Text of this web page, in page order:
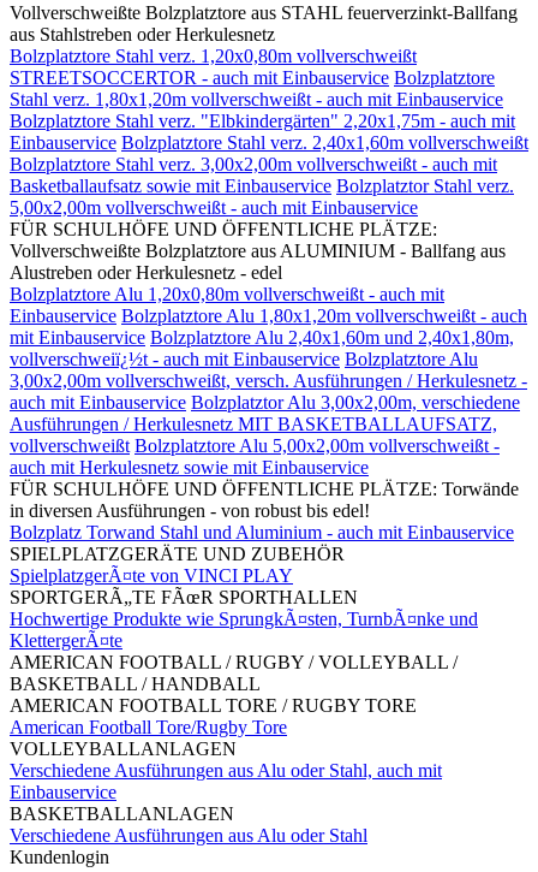
Vollverschweißte Bolzplatztore aus STAHL feuerverzinkt-Ballfang
aus Stahlstreben oder Herkulesnetz
Bolzplatztore Stahl verz. 1,20x0,80m vollverschweißt
STREETSOCCERTOR - auch mit Einbauservice Bolzplatztore
Stahl verz. 1,80x1,20m vollverschweißt - auch mit Einbauservice
Bolzplatztore Stahl verz. "Elbkindergärten" 2,20x1,75m - auch mit
Einbauservice Bolzplatztore Stahl verz. 2,40x1,60m vollverschweißt
Bolzplatztore Stahl verz. 3,00x2,00m vollverschweißt - auch mit
Basketballaufsatz sowie mit Einbauservice Bolzplatztor Stahl verz.
5,00x2,00m vollverschweißt - auch mit Einbauservice
FÜR SCHULHÖFE UND ÖFFENTLICHE PLÄTZE:
Vollverschweißte Bolzplatztore aus ALUMINIUM - Ballfang aus
Alustreben oder Herkulesnetz - edel
Bolzplatztore Alu 1,20x0,80m vollverschweißt - auch mit
Einbauservice Bolzplatztore Alu 1,80x1,20m vollverschweißt - auch
mit Einbauservice Bolzplatztore Alu 2,40x1,60m und 2,40x1,80m,
vollverschweiï¿½t - auch mit Einbauservice Bolzplatztore Alu
3,00x2,00m vollverschweißt, versch. Ausführungen / Herkulesnetz -
auch mit Einbauservice Bolzplatztor Alu 3,00x2,00m, verschiedene
Ausführungen / Herkulesnetz MIT BASKETBALLAUFSATZ,
vollverschweißt Bolzplatztore Alu 5,00x2,00m vollverschweißt -
auch mit Herkulesnetz sowie mit Einbauservice
FÜR SCHULHÖFE UND ÖFFENTLICHE PLÄTZE: Torwände
in diversen Ausführungen - von robust bis edel!
Bolzplatz Torwand Stahl und Aluminium - auch mit Einbauservice
SPIELPLATZGERÄTE UND ZUBEHÖR
SpielplatzgerÃ¤te von VINCI PLAY
SPORTGERÃ„TE FÃœR SPORTHALLEN
Hochwertige Produkte wie SprungkÃ¤sten, TurnbÃ¤nke und
KlettergerÃ¤te
AMERICAN FOOTBALL / RUGBY / VOLLEYBALL /
BASKETBALL / HANDBALL
AMERICAN FOOTBALL TORE / RUGBY TORE
American Football Tore/Rugby Tore
VOLLEYBALLANLAGEN
Verschiedene Ausführungen aus Alu oder Stahl, auch mit
Einbauservice
BASKETBALLANLAGEN
Verschiedene Ausführungen aus Alu oder Stahl
Kundenlogin